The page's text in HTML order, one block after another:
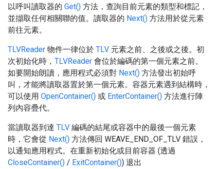
以呼叫讀取器的 Get() 方法，查詢目前元素的類型和標記，
並擷取任何相關聯的值。讀取器的 Next() 方法用於從元素
前往元素。
TLVReader 物件一律位於 TLV 元素之前、之後或之後。初
次初始化時， TLVReader 會位於編碼的第一個元素之前。
如要開始朗讀，應用程式必須對 Next() 方法發出初始呼
叫，才能將讀取器置於第一個元素。容器元素遇到結構時，
可以使用 OpenContainer() 或 EnterContainer() 方法進行陣
列內容疊代。
當讀取器到達 TLV 編碼的結尾或容器中的最後一個元素
時，它會從 Next() 方法傳回 WEAVE_END_OF_TLV 錯誤，
以通知應用程式。在重新初始化或目前容器 (透過
CloseContainer() / ExitContainer()) 退出